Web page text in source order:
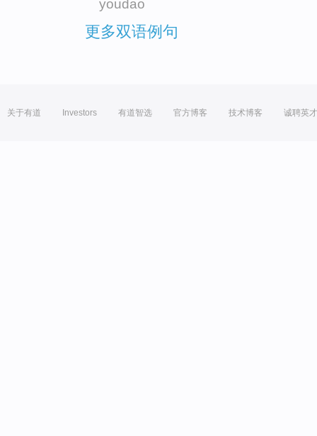
youdao
更多双语例句
关于有道 Investors 有道智选 官方博客 技术博客 诚聘英才